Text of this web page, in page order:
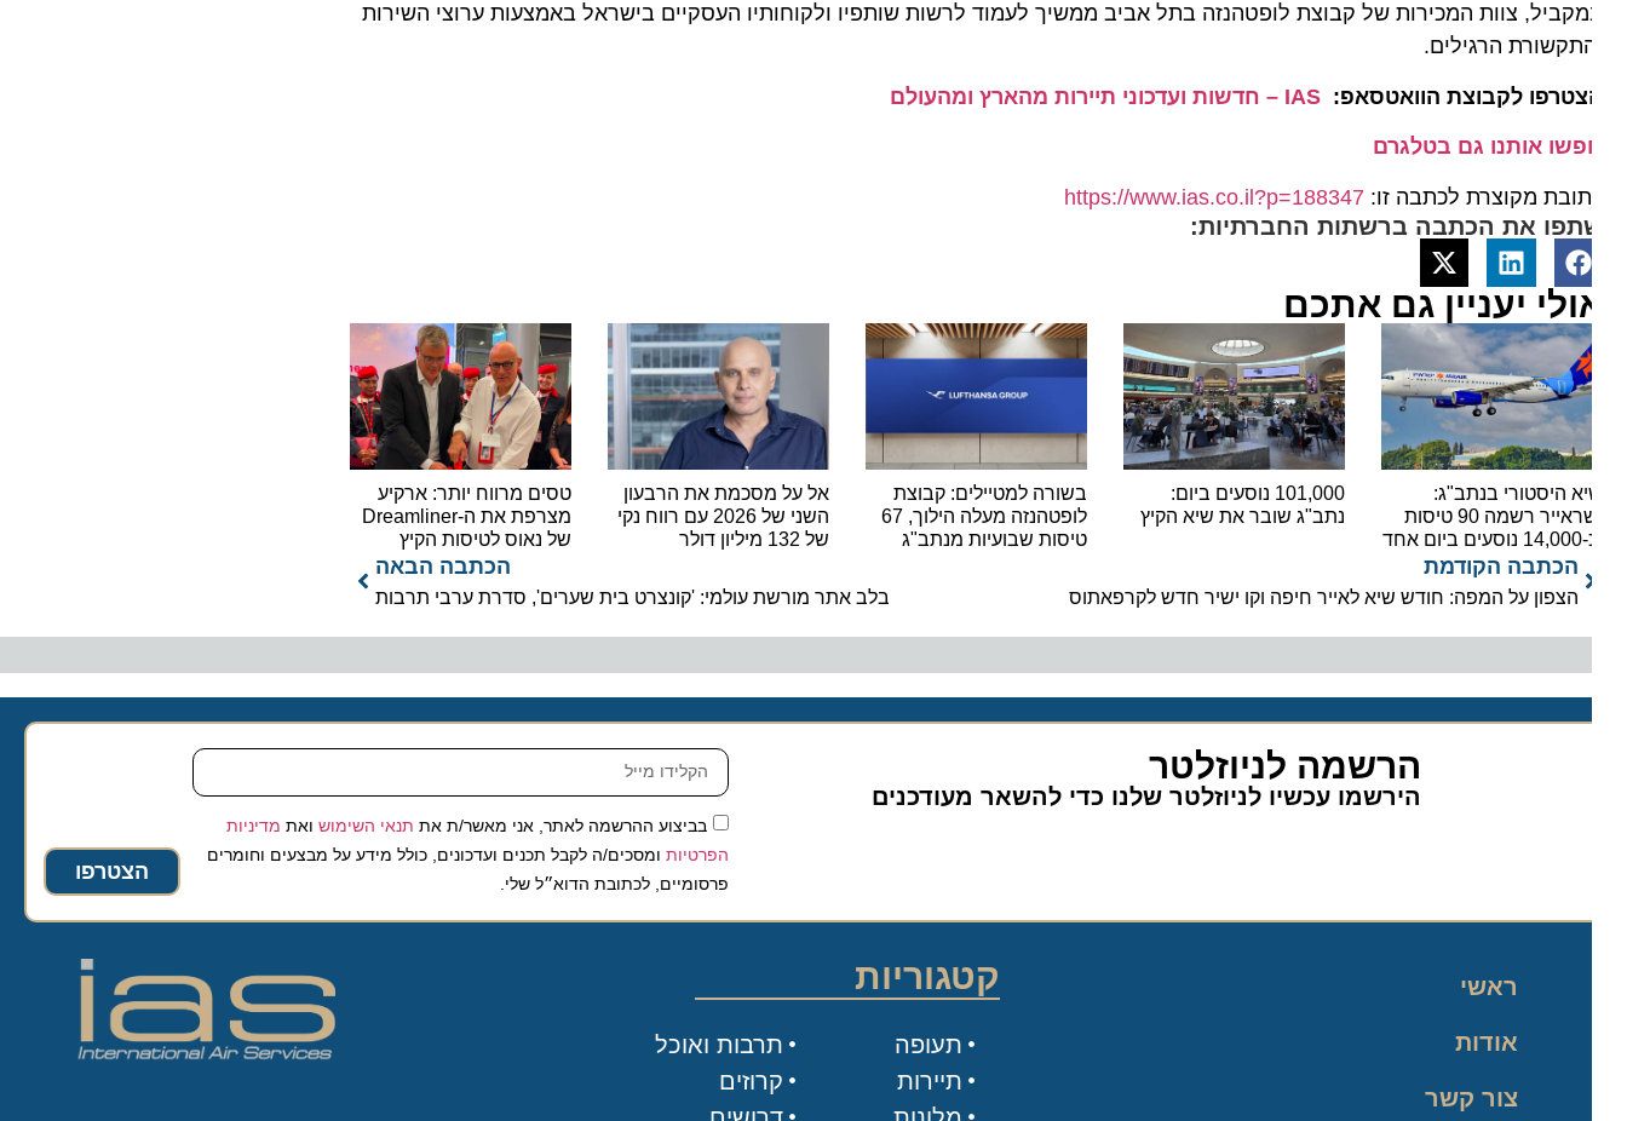
צוות המכירות של קבוצת לופטהנזה בתל אביב ממשיך לעמוד לרשות שותפיו ולקוחותיו העסקיים בישראל באמצעות ערוצי השירות
הרגילים.
לקבוצת הוואטסאפ: IAS – חדשות ועדכוני תיירות מהארץ ומהעולם
אותנו גם בטלגרם
מקוצרת לכתבה זו:https://www.ias.co.il?p=188347
את הכתבה ברשתות החברתיות:
יעניין גם אתכם
היסטורי בנתב"ג:
ישראייר רשמה 90 טיסות
101,000 נוסעים ביום:
נתב"ג שובר את שיא הקיץ
בשורה למטיילים: קבוצת
לופטהנזה מעלה הילוך, 67
טיסות שבועיות מנתב"ג
אל על מסכמת את הרבעון
השני של 2026 עם רווח נקי
טסים מרווח יותר: ארקיע
מצרפת את ה-Dreamliner
של נאוס לטיסות הקיץ
הכתבה הקודמת
הצפון על המפה: חודש שיא לאייר חיפה וקו ישיר חדש לקרפאתוס
הכתבה הבאה
בלב אתר מורשת עולמי: 'קונצרט בית שערים', סדרת ערבי תרבות
הרשמה לניוזלטר
הירשמו עכשיו לניוזלטר שלנו כדי להשאר מעודכנים
בביצוע ההרשמה לאתר, אני מאשר/ת אתתנאי השימושואת מדיניות
הפרטיותומסכים/ה לקבל תכנים ועדכונים, כולל מידע על מבצעים וחומרים
פרסומיים, לכתובת הדוא״ל שלי.
הצטרפו
ראשי
אודות
צור קשר
קטגוריות
תעופה
תיירות
תרבות ואוכל
קרוזים